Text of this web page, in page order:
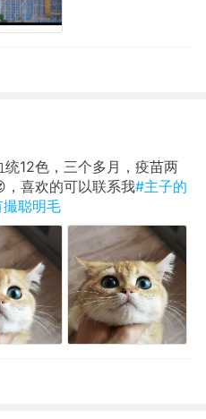
12色，三个多月，疫苗两
喜欢的可以联系我#主子的
聪明毛